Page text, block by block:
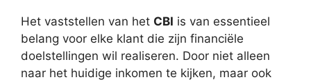
Het vaststellen van het CBI is van essentieel
belang voor elke klant die zijn financiële
doelstellingen wil realiseren. Door niet alleen
naar het huidige inkomen te kijken, maar ook